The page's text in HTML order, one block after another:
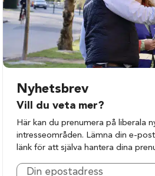
Nyhetsbrev
Vill du veta mer?
Här kan du prenumera på liberala
intresseområden. Lämna din e-
länk för att själva hantera dina